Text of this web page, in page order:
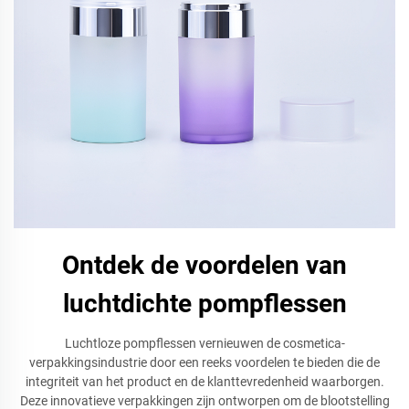
Ontdek de voordelen van
luchtdichte pompflessen
Luchtloze pompflessen vernieuwen de cosmetica-
verpakkingsindustrie door een reeks voordelen te bieden die de
integriteit van het product en de klanttevredenheid waarborgen.
Deze innovatieve verpakkingen zijn ontworpen om de blootstelling